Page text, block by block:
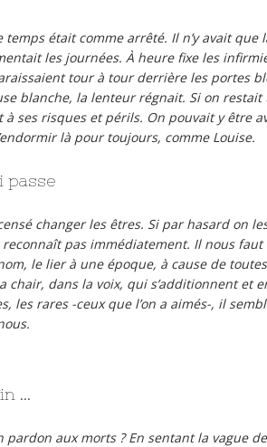
temps était comme arrêté. Il n’y avait que
les journées. À heure fixe les
tour à tour derrière les portes
blanche, la lenteur régnait. Si on
à ses risques et périls. On pouvait y être
là pour toujours, comme Louise.
passe
changer les êtres. Si par hasard on
reconnaît pas immédiatement. Il nous
le lier à une époque, à cause de
chair, dans la voix, qui s’additionnent et
les rares -ceux que l’on a aimés-, il
…
pardon aux morts ? En sentant la vague